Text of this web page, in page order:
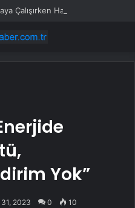
Yok”
2023 0 10